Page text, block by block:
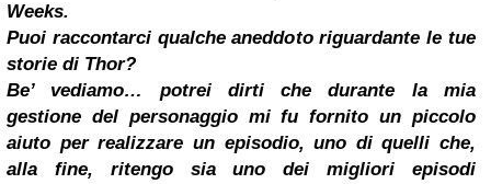
Weeks.
Puoi raccontarci qualche aneddoto riguardante le tue
storie di Thor?
Be’ vediamo… potrei dirti che durante la mia
gestione del personaggio mi fu fornito un piccolo
aiuto per realizzare un episodio, uno di quelli che,
alla fine, ritengo sia uno dei migliori episodi